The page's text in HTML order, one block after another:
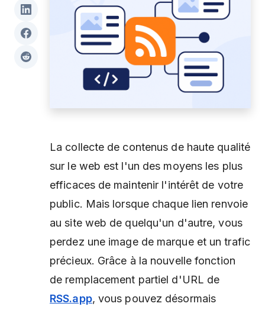
La collecte de contenus de haute qualité
sur le web est l'un des moyens les plus
efficaces de maintenir l'intérêt de votre
public. Mais lorsque chaque lien renvoie
au site web de quelqu'un d'autre, vous
perdez une image de marque et un trafic
précieux. Grâce à la nouvelle fonction
de remplacement partiel d'URL de
RSS.app, vous pouvez désormais